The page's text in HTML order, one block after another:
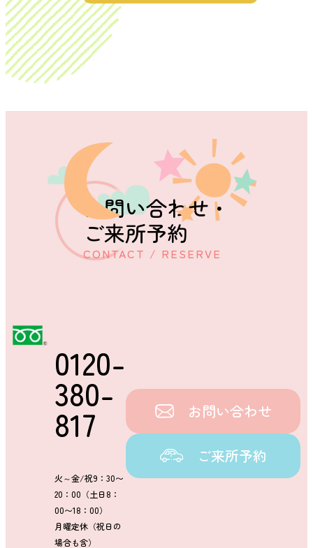
お問い合わせ・
ご来所予約
CONTACT / RESERVE
0120-
380-
817
火～金/祝9：30〜
20：00（土日8：
00〜18：00）
月曜定休（祝日の
場合も含）
お問い合わせ
ご来所予約